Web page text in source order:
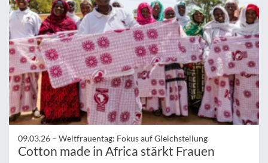
09.03.26 – Weltfrauentag: Fokus auf Gleichstellung
Cotton made in Africa stärkt Frauen